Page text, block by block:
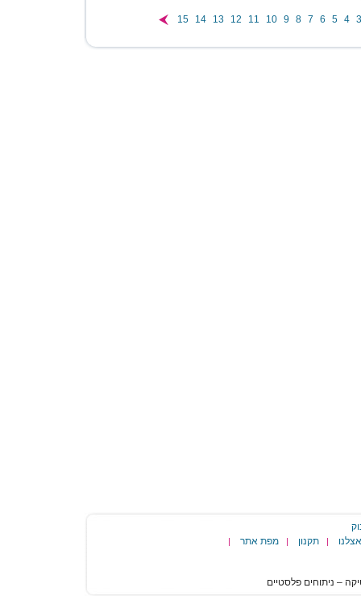
3
4
5
6
7
8
9
10
11
12
13
14
15
| תקנון | מפת אתר |